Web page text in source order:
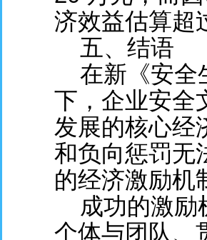
济效益估算超
五、结语
在新《安全
下，企业安全
发展的核心经
和负向惩罚无
的经济激励机
成功的激励
个体与团队、